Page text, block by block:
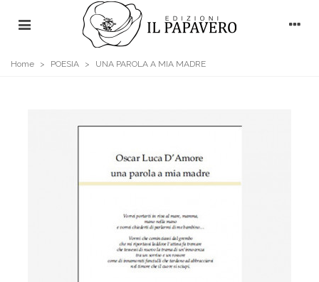
Home > POESIA > UNA PAROLA A MIA MADRE